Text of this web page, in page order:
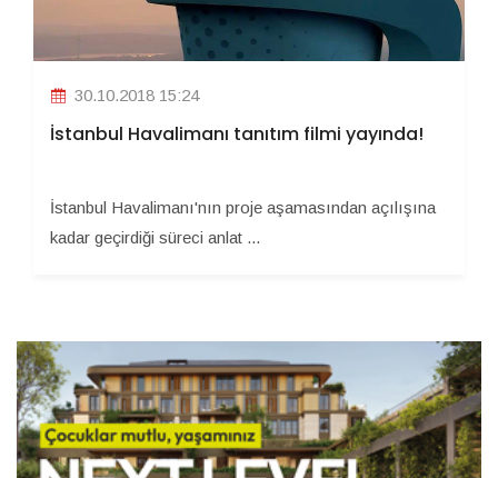
30.10.2018 15:24
İstanbul Havalimanı tanıtım filmi yayında!
İstanbul Havalimanı'nın proje aşamasından açılışına
kadar geçirdiği süreci anlat ...